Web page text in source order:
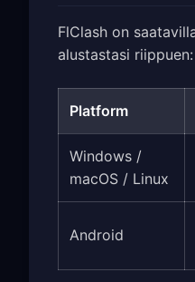
FlClash on
alustastasi riippuen:
Platform
Windows /
macOS / Linux
Android